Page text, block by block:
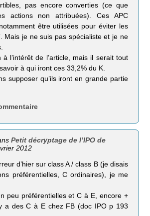
pas encore converties (ce que
actions non attribuées). Ces APC
être utilisées pour éviter les
Mais je ne suis pas spécialiste et je ne
à l’intérêt de l’article, mais il serait tout
à qui iront ces 33,2% du K.
supposer qu’ils iront en grande partie
Petit décryptage de l’IPO de
2012
d’hier sur class A / class B (je disais
préférentielles, C ordinaires), je me
peu préférentielles et C à E, encore +
a des C à E chez FB (doc IPO p 193